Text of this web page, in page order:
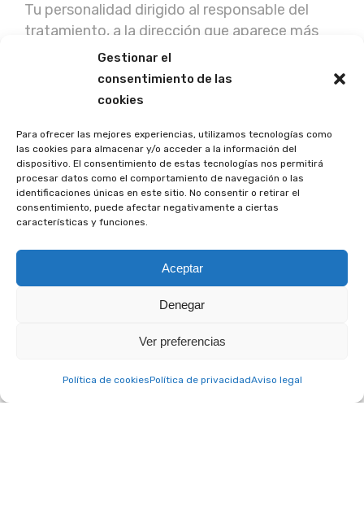
Gestionar el
consentimiento de las
cookies
Para ofrecer las mejores experiencias, utilizamos tecnologías como
las cookies para almacenar y/o acceder a la información del
dispositivo. El consentimiento de estas tecnologías nos permitirá
procesar datos como el comportamiento de navegación o las
identificaciones únicas en este sitio. No consentir o retirar el
consentimiento, puede afectar negativamente a ciertas
características y funciones.
Aceptar
Denegar
Ver preferencias
Política de cookiesPolítica de privacidadAviso legal
Tu personalidad dirigido al responsable del
tratamiento, a la dirección que aparece más
Agencia Española de Protección de Datos, si
consideras que el tratamiento de datos
personales infringe la legislación aplicable.
A. C. Club Social Otium © 2022 – Todos los derechos reservados.